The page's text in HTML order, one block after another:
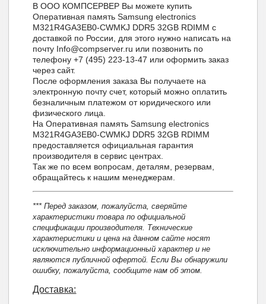
В ООО КОМПСЕРВЕР Вы можете купить
Оперативная память Samsung electronics
M321R4GA3EB0-CWMKJ DDR5 32GB RDIMM с
доставкой по России, для этого нужно написать на
почту Info@compserver.ru или позвонить по
телефону +7 (495) 223-13-47 или оформить заказ
через сайт.
После оформления заказа Вы получаете на
электронную почту счет, который можно оплатить
безналичным платежом от юридического или
физического лица.
На Оперативная память Samsung electronics
M321R4GA3EB0-CWMKJ DDR5 32GB RDIMM
предоставляется официальная гарантия
производителя в сервис центрах.
Так же по всем вопросам, деталям, резервам,
обращайтесь к нашим менеджерам.
*** Перед заказом, пожалуйста, сверяйте
характеристики товара по официальной
спецификации производителя. Технические
характеристики и цена на данном сайте носят
исключительно информационный характер и не
являются публичной офертой. Если Вы обнаружили
ошибку, пожалуйста, сообщите нам об этом.
Доставка: